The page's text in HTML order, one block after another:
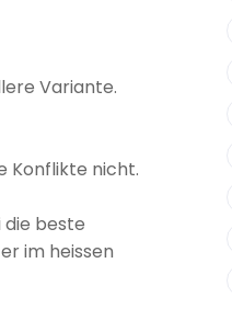
Variante.
Konflikte nicht.
die beste
im heissen